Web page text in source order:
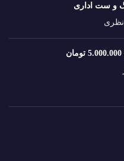
و ست اداری
نظری